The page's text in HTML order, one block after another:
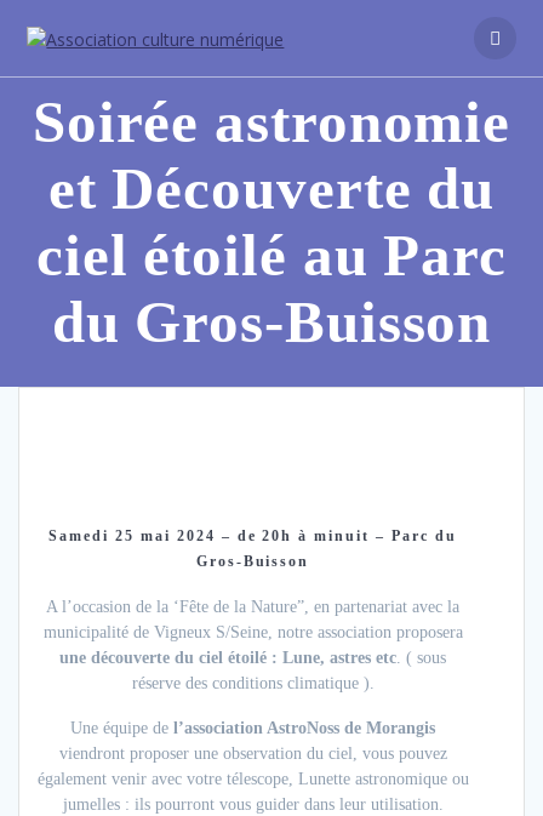
au
Soirée astronomie
et Découverte du
ciel étoilé au Parc
du Gros-Buisson
Samedi 25 mai 2024 – de 20h à minuit – Parc du
Gros-Buisson
A l’occasion de la ‘Fête de la Nature”, en partenariat avec la
municipalité de Vigneux S/Seine, notre association proposera
une découverte du ciel étoilé : Lune, astres etc. ( sous
réserve des conditions climatique ).
Une équipe del’association AstroNoss de Morangis
viendront proposer une observation du ciel, vous pouvez
également venir avec votre télescope, Lunette astronomique ou
jumelles : ils pourront vous guider dans leur utilisation.